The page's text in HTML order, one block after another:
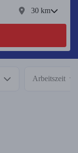
30 km
Arbeitszeit